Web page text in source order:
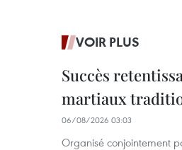
VOIR PLUS
Succès
martiaux
06/08/2026 03:03
Organisé conjointement